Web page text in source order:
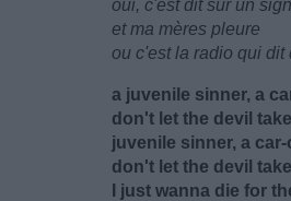
oui, c'est dit sur un
et ma mères pleure
ou c'est la radio qui dit
a juvenile sinner, a
don't let the devil
juvenile sinner, a
don't let the devil
I just wanna die for